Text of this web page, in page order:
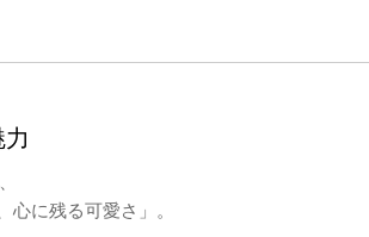
心に残る可愛さ」。